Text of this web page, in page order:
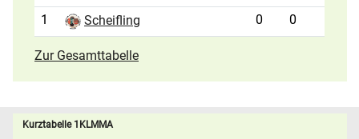
1
Scheifling 0 0
Zur Gesamttabelle
Kurztabelle 1KLMMA